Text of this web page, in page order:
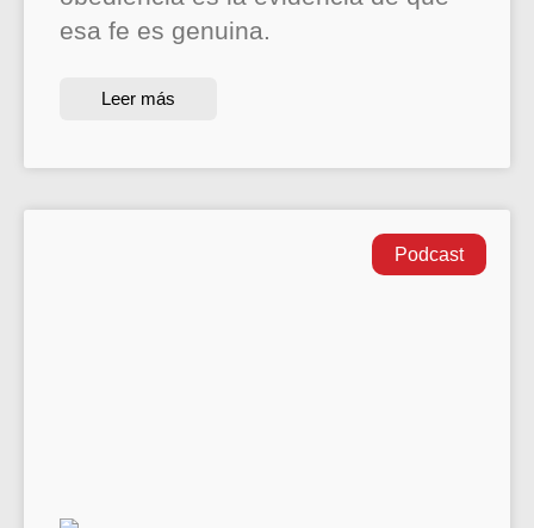
esa fe es genuina.
Leer más
Podcast